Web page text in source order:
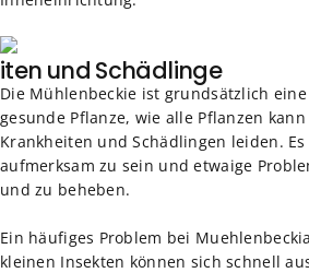
iten und Schädlinge
Die Mühlenbeckie ist grundsätzlich
gesunde Pflanze, wie alle Pflanzen
Krankheiten und Schädlingen leiden.
aufmerksam zu sein und etwaige
und zu beheben.
Ein häufiges Problem bei
kleinen Insekten können sich schnell